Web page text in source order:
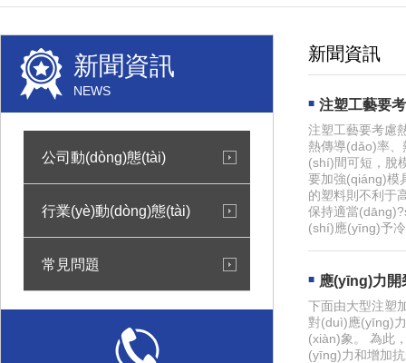
新聞資訊
NEWS
公司動(dòng)態(tài)
行業(yè)動(dòng)態(tài)
常見問題
新聞資訊
注塑工藝要
注塑工藝要考慮
熱傳導(dǎo)率
(shí)間可短，脫
要加強(qiáng)模
的塑料則不利于
保持適當
(shí)應(yīng)予
應(yīng)力開
下面由大型注塑
對(duì)應(yīng)
(xiàn)象。 為此
(yīng)力和增加